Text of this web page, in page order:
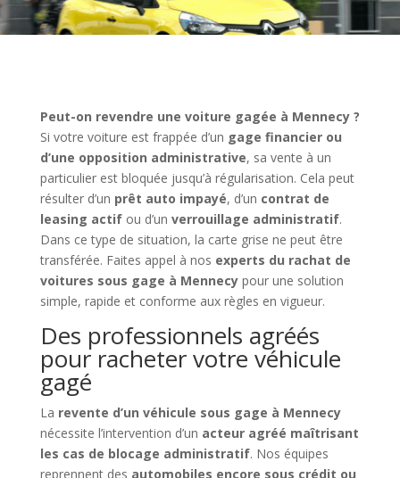
Peut-on revendre une voiture gagée à Mennecy ?
Si votre voiture est frappée d’un gage financier ou
d’une opposition administrative, sa vente à un
particulier est bloquée jusqu’à régularisation. Cela peut
résulter d’un prêt auto impayé, d’un contrat de
leasing actifou d’un verrouillage administratif.
Dans ce type de situation, la carte grise ne peut être
transférée. Faites appel à nos experts du rachat de
voitures sous gage à Mennecypour une solution
simple, rapide et conforme aux règles en vigueur.
Des professionnels agréés
pour racheter votre véhicule
gagé
La revente d’un véhicule sous gage à Mennecy
nécessite l’intervention d’un acteur agréé maîtrisant
les cas de blocage administratif. Nos équipes
reprennent des automobiles encore sous crédit ou